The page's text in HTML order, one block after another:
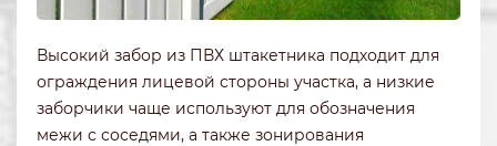
Высокий забор из ПВХ штакетника подходит для
ограждения лицевой стороны участка, а низкие
заборчики чаще используют для обозначения
межи с соседями, а также зонирования